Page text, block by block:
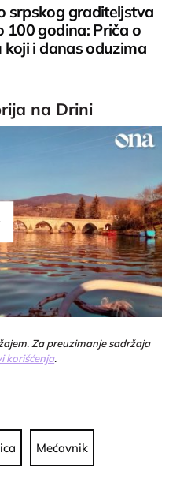
srpskog graditeljstva
100 godina: Priča o
koji i danas oduzima
na Drini
Za preuzimanje sadržaja
korišćenja.
Mećavnik